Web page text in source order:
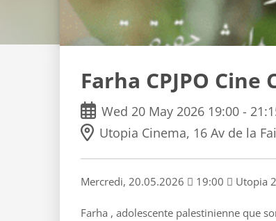
Farha CPJPO Cine
Wed 20 May 2026 19:00 -
Utopia Cinema, 16 Av de la
Mercredi, 20.05.2026  19:00  Utopia
Farha , adolescente palestinienne que